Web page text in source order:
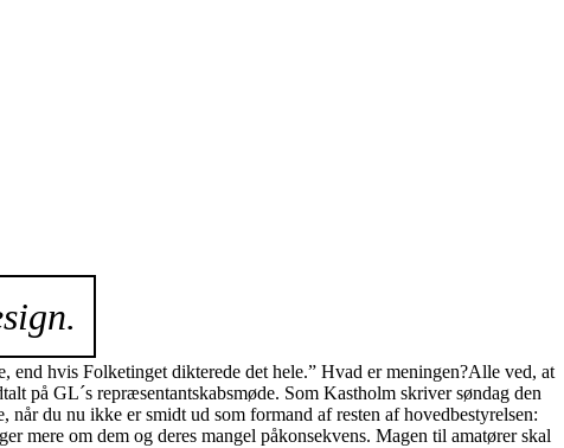
hvis Folketinget dikterede det hele.” Hvad er meningen?Alle ved, at
på GL´s repræsentantskabsmøde. Som Kastholm skriver søndag den
du nu ikke er smidt ud som formand af resten af hovedbestyrelsen:
mere om dem og deres mangel påkonsekvens. Magen til amatører skal